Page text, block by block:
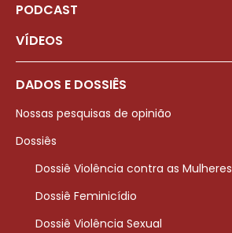
PODCAST
VÍDEOS
DADOS E DOSSIÊS
Nossas pesquisas de opinião
Dossiês
Dossiê Violência contra as Mulheres
Dossiê Feminicídio
Dossiê Violência Sexual